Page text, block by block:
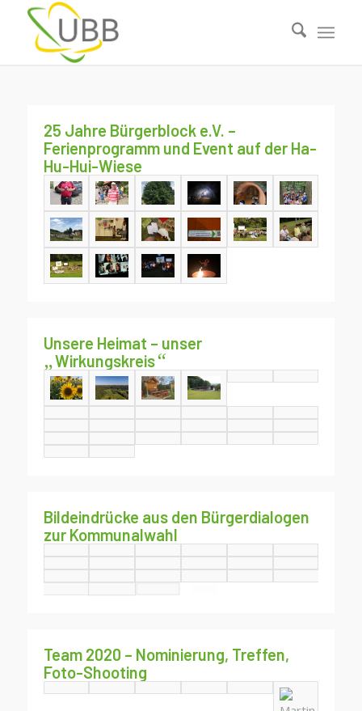
25 Jahre Bürgerblock e.V. –
Ferienprogramm und Event auf der Ha-
Hu-Hui-Wiese
Unsere Heimat – unser
„Wirkungskreis“
Bildeindrücke aus den Bürgerdialogen
zur Kommunalwahl
Team 2020 – Nominierung, Treffen,
Foto-Shooting